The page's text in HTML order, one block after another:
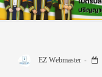
EZ Webmaster